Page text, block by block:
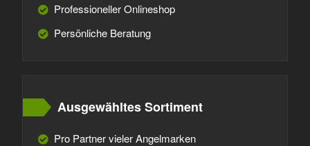
Professioneller Onlineshop
Persönliche Beratung
Ausgewähltes Sortiment
Pro Partner vieler Angelmarken